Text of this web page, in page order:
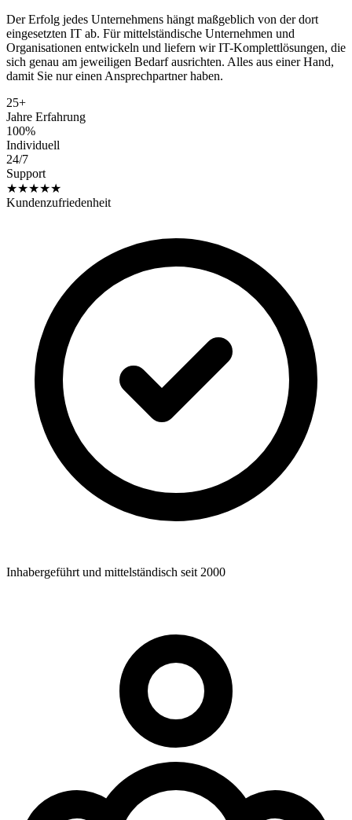
Der Erfolg jedes Unternehmens hängt maßgeblich von der dort
eingesetzten IT ab. Für mittelständische Unternehmen und
Organisationen entwickeln und liefern wir IT-Komplettlösungen, die
sich genau am jeweiligen Bedarf ausrichten. Alles aus einer Hand,
damit Sie nur einen Ansprechpartner haben.
25+
Jahre Erfahrung
100%
Individuell
24/7
Support
★★★★★
Kundenzufriedenheit
Inhabergeführt und mittelständisch seit 2000